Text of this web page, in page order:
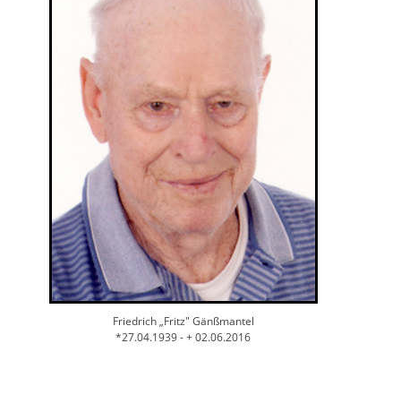
Friedrich „Fritz" Gänßmantel
*27.04.1939 - + 02.06.2016